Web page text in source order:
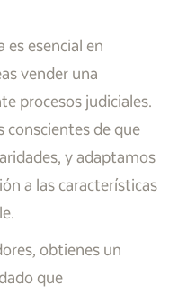
es esencial en
vender una
procesos judiciales.
conscientes de que
y adaptamos
a las características
obtienes un
que